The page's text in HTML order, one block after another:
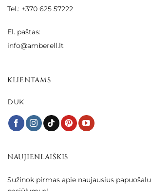
Tel.: +370 625 57222
El. paštas:
info@amberell.lt
KLIENTAMS
DUK
NAUJIENLAIŠKIS
Sužinok pirmas apie naujausius